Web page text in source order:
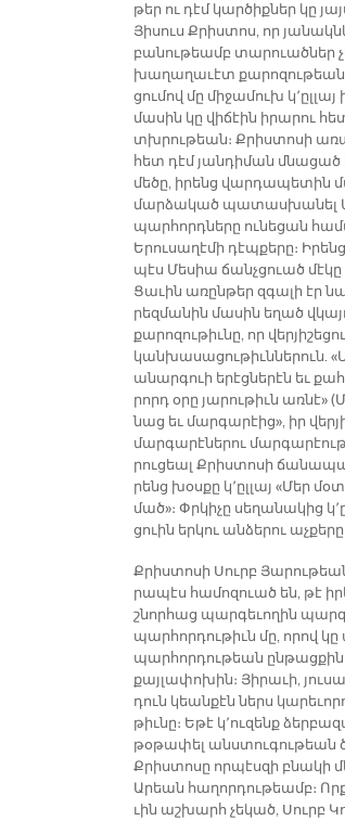
թեր ու դէմ կար­ծիք­ներ կը
Յի­սուս Քրիս­տոս, որ
բա­նու­թեամբ տա­րուած­ներ
խա­ղա­ղա­ւէտ
ցու­մով մը մի­ջա­մուխ
մա­սին կը վի­ճէին ի­րա­րու
տխրու­թեան։ Քրիս­տո­սի
հետ դէմ յան­դի­ման մնա­ցած
մե­ծը, ի­րենց վար­դա­պե­տին
մար­ձա­կած պա­տաս­խա­նել
պար­հորդ­նե­րը ու­նե­ցան
Ե­րու­սա­ղէ­մի դէպ­քե­րը։
պէս Մե­սիա ճանչ­ցուած մէ­կը
Ցա­ւին ա­ռըն­թեր զգա­լի էր
րեզ­մա­նին մա­սին ե­ղած
քա­րո­զու­թիւ­նը, որ
կան­խա­սա­ցու­թիւն­նե­րուն.
ա­նար­գուի ե­րէց­նե­րէն եւ
րորդ օ­րը յա­րու­թիւն առ­նէ»
նաց եւ մար­գա­րէից», իր
մար­գա­րէ­նե­րու
րու­ցեալ Քրիս­տո­սի
րենց խօս­քը կ­՚ըլ­լայ «Մեր
մած»։ Փր­կի­չը սե­ղա­նա­կից
ցուին եր­կու ան­ձե­րու
Քրիս­տո­սի Սուրբ
րա­պէս հա­մո­զուած են, թէ
շնոր­հաց պար­գե­ւո­ղին
պար­հոր­դու­թիւն մը, ո­րով
պար­հոր­դու­թեան ըն­թաց­քին
քայ­լա­փո­խին։ Յի­րա­ւի,
դուն կեան­քէն ներս
թիւ­նը։ Ե­թէ կ­՚ու­զենք
թօ­թա­փել անս­տու­գու­թեան
Քրիս­տո­սը որ­պէս­զի բնա­կի
Ա­րեան հա­ղոր­դու­թեամբ։
ւին աշ­խարհ չե­կած, Սուրբ